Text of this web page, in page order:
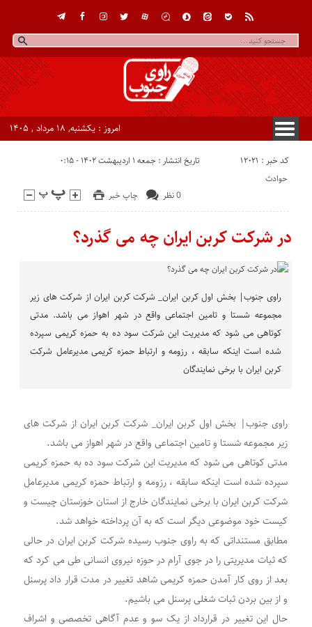
امروز : یکشنبه, ۱۸ مرداد , ۱۴۰۵
کد خبر : 12021 تاریخ انتشار : جمعه ۱ اردیبهشت ۱۴۰۲ - ۰:۱۵
چاپ خبر 0 نظر
حوادث
در شرکت کربن ایران چه می گذرد؟
راوی جنوب| بخش اول کربن ایران_ شرکت کربن ایران از شرکت های زیر
مجموعه شستا و تامین اجتماعی واقع در شهر اهواز می باشد. مدتی
کوتاهی می شود که مدیریت این شرکت سود ده به حمزه کریمی سپرده
شده است اینکه سابقه ، رزومه و ارتباط حمزه کریمی مدیرعامل شرکت
کربن ایران با برخی نمایندگان
راوی جنوب| بخش اول کربن ایران_ شرکت کربن ایران از شرکت های
زیر مجموعه شستا و تامین اجتماعی واقع در شهر اهواز می باشد.
مدتی کوتاهی می شود که مدیریت این شرکت سود ده به حمزه کریمی
سپرده شده است اینکه سابقه ، رزومه و ارتباط حمزه کریمی مدیرعامل
شرکت کربن ایران با برخی نمایندگان خارج از استان خوزستان چیست و
کیست خود موضوعی دیگر است که به آن پرداخته خواهد شد.
مطابق مستنداتی که به راوی جنوب رسیده شرکت کربن ایران در حالی
که ثبات مدیریتی را در جوی آرام در حوزه نیروی انسانی طی می کرد که
بعد از روی کار آمدن حمزه کریمی شاهد تغییر در مدت قرار داد پرسنل
و از بین بردن ثبات شغلی پرسنل می باشیم.
حال این تغییر در قرارداد از یک سو و عدم آگاهی تخصصی و اشراف